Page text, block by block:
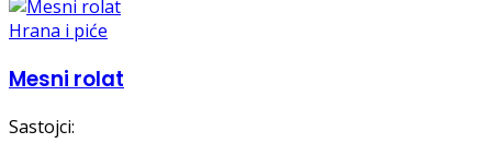
Hrana i piće
Mesni rolat
Sastojci: